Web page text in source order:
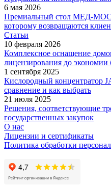
6 мая 2026
Премиальный стол МЕД-
которому возвращаются
Статьи
10 февраля 2026
Комплексное оснащение
лицензирования до экономии
1 сентября 2025
Кислородный концентратор
сравнение и как выбрать
21 июля 2025
Решения, соответствующие
государственных закупок
О нас
Лицензии и сертификаты
Политика обработки